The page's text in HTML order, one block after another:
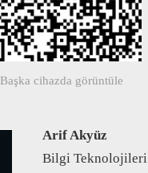
Başka cihazda görüntüle
Arif Akyüz
Bilgi Teknolojileri